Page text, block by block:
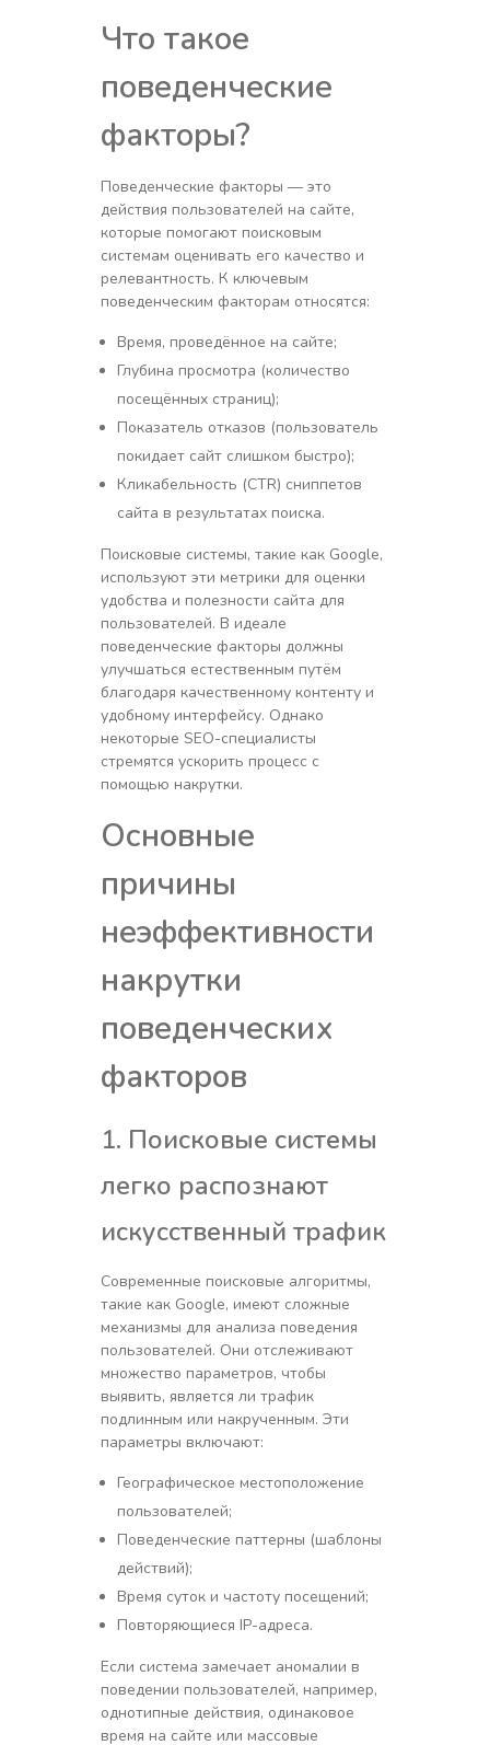
Что такое
поведенческие
факторы?
Поведенческие факторы — это
действия пользователей на сайте,
которые помогают поисковым
системам оценивать его качество и
релевантность. К ключевым
поведенческим факторам относятся:
Время, проведённое на сайте;
Глубина просмотра (количество
посещённых страниц);
Показатель отказов (пользователь
покидает сайт слишком быстро);
Кликабельность (CTR) сниппетов
сайта в результатах поиска.
Поисковые системы, такие как Google,
используют эти метрики для оценки
удобства и полезности сайта для
пользователей. В идеале
поведенческие факторы должны
улучшаться естественным путём
благодаря качественному контенту и
удобному интерфейсу. Однако
некоторые SEO-специалисты
стремятся ускорить процесс с
помощью накрутки.
Основные
причины
неэффективности
накрутки
поведенческих
факторов
1. Поисковые системы
легко распознают
искусственный трафик
Современные поисковые алгоритмы,
такие как Google, имеют сложные
механизмы для анализа поведения
пользователей. Они отслеживают
множество параметров, чтобы
выявить, является ли трафик
подлинным или накрученным. Эти
параметры включают:
Географическое местоположение
пользователей;
Поведенческие паттерны (шаблоны
действий);
Время суток и частоту посещений;
Повторяющиеся IP-адреса.
Если система замечает аномалии в
поведении пользователей, например,
однотипные действия, одинаковое
время на сайте или массовые